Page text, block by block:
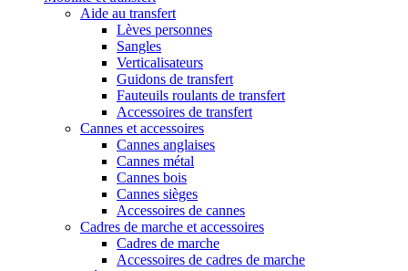
Aide au transfert
Lèves personnes
Sangles
Verticalisateurs
Guidons de transfert
Fauteuils roulants de transfert
Accessoires de transfert
Cannes et accessoires
Cannes anglaises
Cannes métal
Cannes bois
Cannes sièges
Accessoires de cannes
Cadres de marche et accessoires
Cadres de marche
Accessoires de cadres de marche